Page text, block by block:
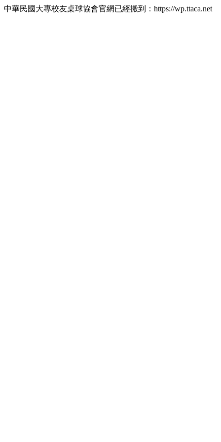
中華民國大專校友桌球協會官網已經搬到：https://wp.ttaca.net